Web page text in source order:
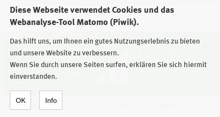
Diese Webseite verwendet Cookies und das
Webanalyse-Tool Matomo (Piwik).
Das hilft uns, um Ihnen ein gutes Nutzungserlebnis zu bieten
und unsere Website zu verbessern.
Wenn Sie durch unsere Seiten surfen, erklären Sie sich hiermit
einverstanden.
OK Info
Zur Auswahl der Einrichtungen der
Stiftung Sächsische Gedenkstätten